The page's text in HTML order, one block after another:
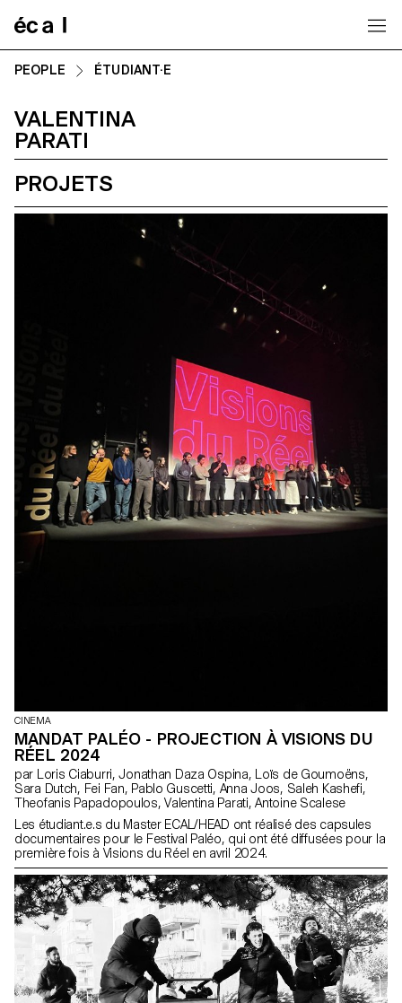
PEOPLE ÉTUDIANT·E
VALENTINA
PARATI
PROJETS
CINEMA
MANDAT PALÉO - PROJECTION À VISIONS DU
RÉEL 2024
par Loris Ciaburri, Jonathan Daza Ospina, Loïs de Goumoëns,
Sara Dutch, Fei Fan, Pablo Guscetti, Anna Joos, Saleh Kashefi,
Theofanis Papadopoulos, Valentina Parati, Antoine Scalese
Les étudiant.e.s du Master ECAL/HEAD ont réalisé des capsules
documentaires pour le Festival Paléo, qui ont été diffusées pour la
première fois à Visions du Réel en avril 2024.